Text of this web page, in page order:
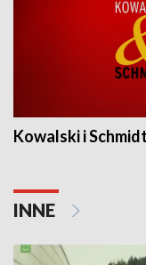
Kowalski i Schmidt
INNE